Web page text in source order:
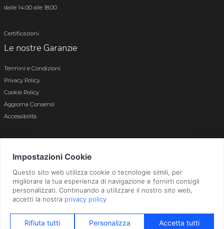
dalle 14.00 alle 18.00
Certificazioni
Le nostre Garanzie
Termini e Condizioni
Privacy Policy
Cookie Policy
Aggiorna Consensi
Accessibilità
Bergamo n. 01496180165 · Capitale Sociale i.v. € 800.000,00